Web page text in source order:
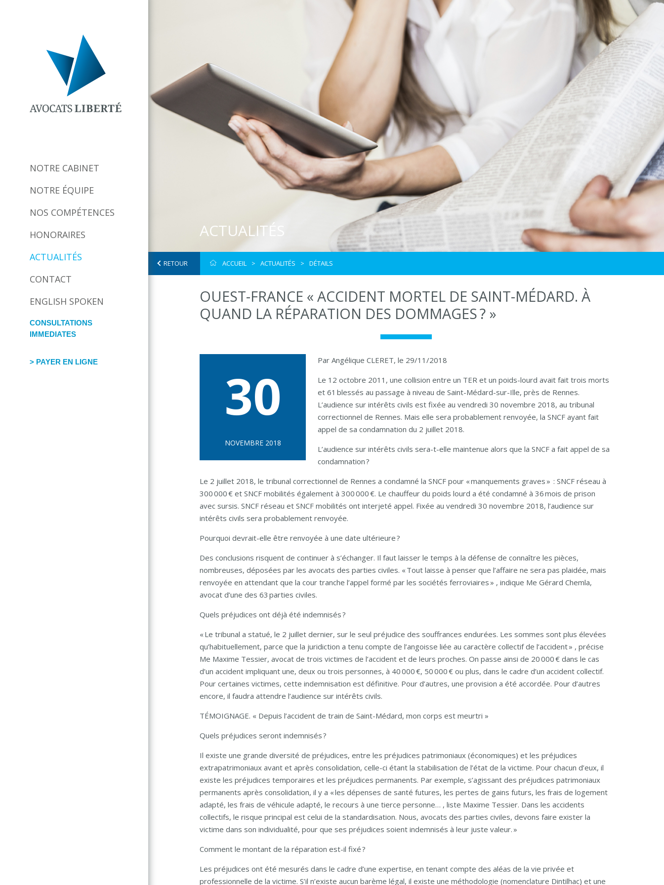
NOTRE CABINET
NOTRE ÉQUIPE
NOS COMPÉTENCES
HONORAIRES
ACTUALITÉS
CONTACT
ENGLISH SPOKEN
CONSULTATIONS
IMMEDIATES
> PAYER EN LIGNE
ACTUALITÉS
RETOUR ACCUEIL ACTUALITÉS DÉTAILS
OUEST-FRANCE « ACCIDENT MORTEL DE SAINT-MÉDARD. À
QUAND LA RÉPARATION DES DOMMAGES ? »
30
NOVEMBRE 2018
Par Angélique CLERET, le 29/11/2018
Le 12 octobre 2011, une collision entre un TER et un poids-lourd avait fait trois morts
et 61 blessés au passage à niveau de Saint-Médard-sur-Ille, près de Rennes.
L’audience sur intérêts civils est fixée au vendredi 30 novembre 2018, au tribunal
correctionnel de Rennes. Mais elle sera probablement renvoyée, la SNCF ayant fait
appel de sa condamnation du 2 juillet 2018.
L’audience sur intérêts civils sera-t-elle maintenue alors que la SNCF a fait appel de sa
condamnation ?
Le 2 juillet 2018, le tribunal correctionnel de Rennes a condamné la SNCF pour « manquements graves » : SNCF réseau à
300 000 € et SNCF mobilités également à 300 000 €. Le chauffeur du poids lourd a été condamné à 36 mois de prison
avec sursis. SNCF réseau et SNCF mobilités ont interjeté appel. Fixée au vendredi 30 novembre 2018, l’audience sur
intérêts civils sera probablement renvoyée.
Pourquoi devrait-elle être renvoyée à une date ultérieure ?
Des conclusions risquent de continuer à s’échanger. Il faut laisser le temps à la défense de connaître les pièces,
nombreuses, déposées par les avocats des parties civiles. « Tout laisse à penser que l’affaire ne sera pas plaidée, mais
renvoyée en attendant que la cour tranche l’appel formé par les sociétés ferroviaires » , indique Me Gérard Chemla,
avocat d’une des 63 parties civiles.
Quels préjudices ont déjà été indemnisés ?
« Le tribunal a statué, le 2 juillet dernier, sur le seul préjudice des souffrances endurées. Les sommes sont plus élevées
qu’habituellement, parce que la juridiction a tenu compte de l’angoisse liée au caractère collectif de l’accident » , précise
Me Maxime Tessier, avocat de trois victimes de l’accident et de leurs proches. On passe ainsi de 20 000 € dans le cas
d’un accident impliquant une, deux ou trois personnes, à 40 000 €, 50 000 € ou plus, dans le cadre d’un accident collectif.
Pour certaines victimes, cette indemnisation est définitive. Pour d’autres, une provision a été accordée. Pour d’autres
encore, il faudra attendre l’audience sur intérêts civils.
TÉMOIGNAGE. « Depuis l’accident de train de Saint-Médard, mon corps est meurtri »
Quels préjudices seront indemnisés ?
Il existe une grande diversité de préjudices, entre les préjudices patrimoniaux (économiques) et les préjudices
extrapatrimoniaux avant et après consolidation, celle-ci étant la stabilisation de l’état de la victime. Pour chacun d’eux, il
existe les préjudices temporaires et les préjudices permanents. Par exemple, s’agissant des préjudices patrimoniaux
permanents après consolidation, il y a « les dépenses de santé futures, les pertes de gains futurs, les frais de logement
adapté, les frais de véhicule adapté, le recours à une tierce personne… , liste Maxime Tessier. Dans les accidents
collectifs, le risque principal est celui de la standardisation. Nous, avocats des parties civiles, devons faire exister la
victime dans son individualité, pour que ses préjudices soient indemnisés à leur juste valeur. »
Comment le montant de la réparation est-il fixé ?
Les préjudices ont été mesurés dans le cadre d’une expertise, en tenant compte des aléas de la vie privée et
professionnelle de la victime. S’il n’existe aucun barème légal, il existe une méthodologie (nomenclature Dintilhac) et une